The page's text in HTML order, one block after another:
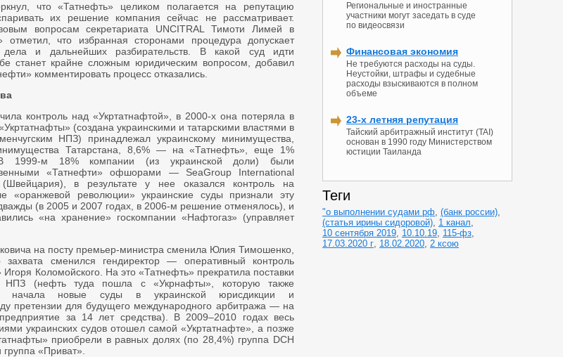
Региональные и иностранные
участники могут заседать в суде
по видеосвязи
Финансовая экономия
Не требуются расходы на суды.
Неустойки, штрафы и судебные
расходы взыскиваются в полном
объеме
23-х летняя репутация
Тайский арбитражный институт (TAI)
основан в 1990 году Министерством
юстиции Таиланда
Теги
"о выполнении судами рф, (банк россии),
(статья ирины сидоровой), 1 канал,
10 сентября 2019, 10.10.19, 115-фз,
17.03.2020 г, 18.02.2020, 2 ксою
что «Татнефть» целиком полагается на репутацию
их решение компания сейчас не рассматривает.
вопросам секретариата UNCITRAL Тимоти Лимей в
отметил, что избранная сторонами процедура допускает
дела и дальнейших разбирательств. В какой суд идти
станет крайне сложным юридическим вопросом, добавил
комментировать процесс отказались.
контроль над «Укртатнафтой», в 2000-х она потеряла в
(создана украинскими и татарскими властями в
НПЗ) принадлежал украинскому минимущества,
Татарстана, 8,6% — на «Татнефть», еще 1%
1999-м 18% компании (из украинской доли) были
«Татнефти» офшорами — SeaGroup International
в результате у нее оказался контроль на
«оранжевой революции» украинские суды признали эту
(в 2005 и 2007 годах, в 2006-м решение отменялось), и
«на хранение» госкомпании «Нафтогаз» (управляет
на посту премьер-министра сменила Юлия Тимошенко,
сменился гендиректор — оперативный контроль
Коломойского. На это «Татнефть» прекратила поставки
НПЗ (нефть туда пошла с «Укрнафты», которую также
начала новые суды в украинской юрисдикции и
претензии для будущего международного арбитража — на
за 14 лет средства). В 2009–2010 годах весь
украинских судов отошел самой «Укртатнафте», а позже
приобрели в равных долях (по 28,4%) группа DCH
«Приват».